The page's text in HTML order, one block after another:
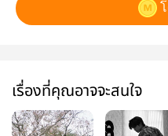
เรื่องที่คุณอาจจะสนใจ